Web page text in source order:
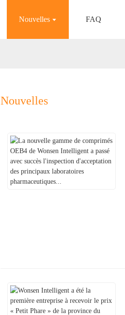
Nouvelles FAQ
Nouvelles